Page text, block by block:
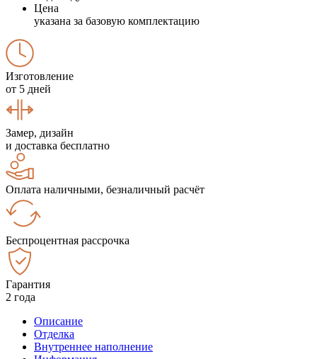
Цена
указана за базовую комплектацию
Изготовление
от 5 дней
Замер, дизайн
и доставка бесплатно
Оплата наличными, безналичный расчёт
Беспроцентная рассрочка
Гарантия
2 года
Описание
Отделка
Внутреннее наполнение